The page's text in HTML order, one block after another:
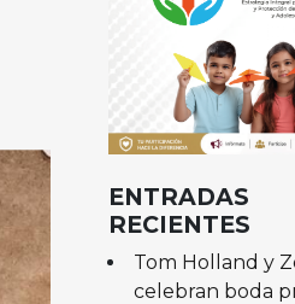
ENTRADAS
RECIENTES
Tom Holland y
celebran boda